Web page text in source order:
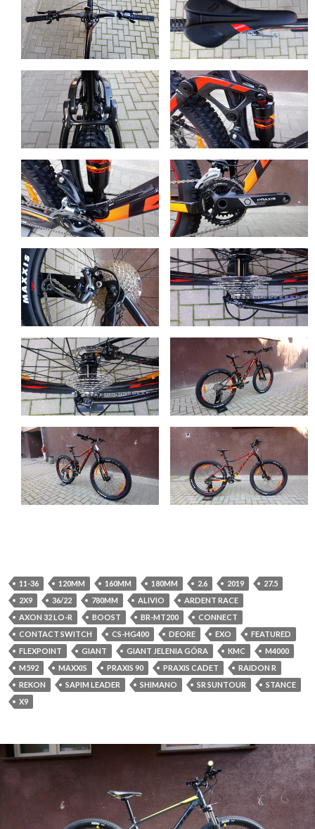
11-36 120MM 160MM 180MM 2.6 2019
27.5
2X9
36/22 780MM ALIVIO
ARDENT RACE
AXON 32 LO-R
BOOST BR-MT200
CONNECT
CONTACT SWITCH
CS-HG400 DEORE EXO
FEATURED
FLEXPOINT
GIANT GIANT JELENIA GÓRA KMC
M4000
M592
MAXXIS PRAXIS 90 PRAXIS CADET
RAIDON R
REKON
SAPIM LEADER SHIMANO SR SUNTOUR
STANCE
X9